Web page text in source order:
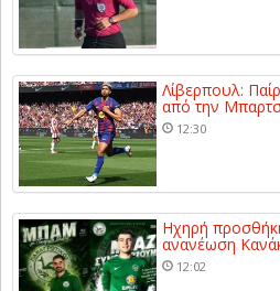
Λίβερπουλ:
από την
12:30
Ηχηρή
ανανέωση
12:02